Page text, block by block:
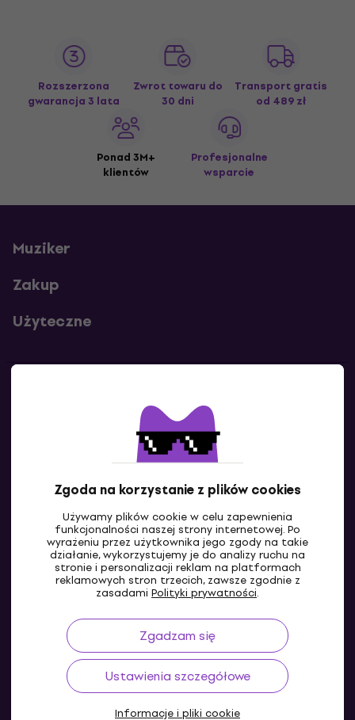
Zgoda na korzystanie z plików cookies
Używamy plików cookie w celu zapewnienia
funkcjonalności naszej strony internetowej. Po
wyrażeniu przez użytkownika jego zgody na takie
działanie, wykorzystujemy je do analizy ruchu na
stronie i personalizacji reklam na platformach
reklamowych stron trzecich, zawsze zgodnie z
zasadami Polityki prywatności.
Zgadzam się
Ustawienia szczegółowe
Informacje i pliki cookie
Rozszerzona
gwarancja 3 lata
Zwrot towaru do
30 dni
Transport gratis
od 489 zł
Ponad 3M+
klientów
Profesjonalne
wsparcie
Muziker
Zakup
Użyteczne
Skontaktuj się z nami
PL